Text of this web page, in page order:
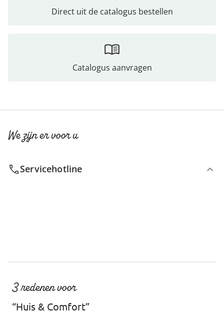
Direct uit de catalogus bestellen
Catalogus aanvragen
We zijn er voor u
Servicehotline
3 redenen voor
“Huis & Comfort”